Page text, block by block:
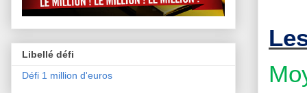
Libellé défi
Défi 1 million d'euros